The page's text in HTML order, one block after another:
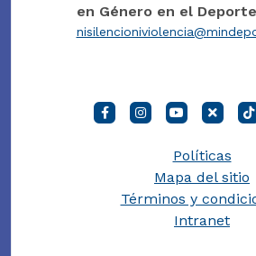
en Género en el
Políticas
Mapa del sitio
Términos y
Intranet